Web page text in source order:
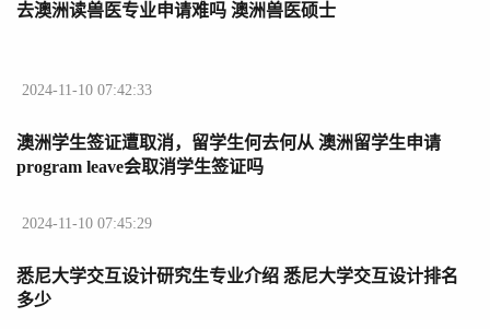
去澳洲读兽医专业申请难吗 澳洲兽医硕士
2024-11-10 07:42:33
澳洲学生签证遭取消，留学生何去何从 澳洲留学生申请
program leave会取消学生签证吗
2024-11-10 07:45:29
悉尼大学交互设计研究生专业介绍 悉尼大学交互设计排名
多少